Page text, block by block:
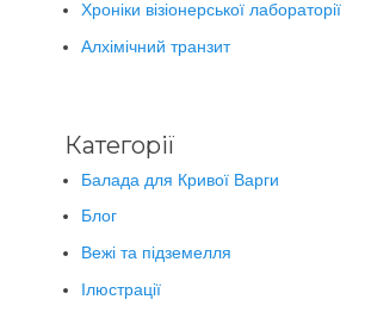
Хроніки візіонерської лабораторії
Алхімічний транзит
Категорії
Балада для Кривої Варги
Блог
Вежі та підземелля
Ілюстрації